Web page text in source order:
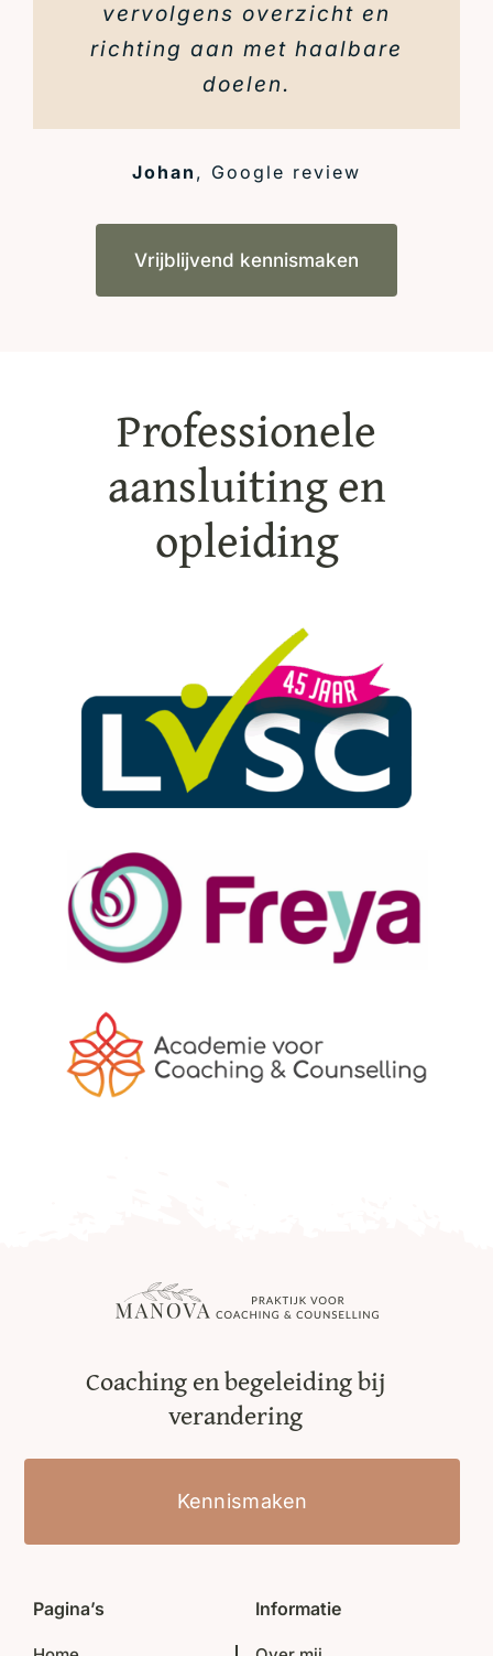
vervolgens overzicht en
richting aan met haalbare
doelen.
Johan , Google review
Vrijblijvend kennismaken
Professionele
aansluiting en
opleiding
Coaching en begeleiding bij
verandering
Kennismaken
Pagina’s Informatie